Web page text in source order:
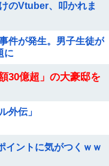
のVtuber、叩かれま
件が発生。男子生徒が
に
30億超」の大豪邸を
外伝」
イントに気がつくｗｗ